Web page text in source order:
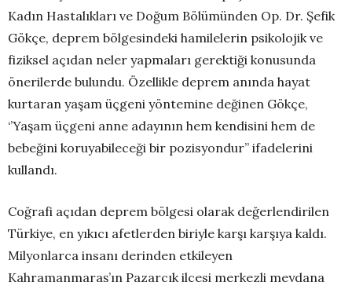
Kadın Hastalıkları ve Doğum Bölümünden Op. Dr. Şefik
Gökçe, deprem bölgesindeki hamilelerin psikolojik ve
fiziksel açıdan neler yapmaları gerektiği konusunda
önerilerde bulundu. Özellikle deprem anında hayat
kurtaran yaşam üçgeni yöntemine değinen Gökçe,
‘’Yaşam üçgeni anne adayının hem kendisini hem de
bebeğini koruyabileceği bir pozisyondur’’ ifadelerini
kullandı.
Coğrafi açıdan deprem bölgesi olarak değerlendirilen
Türkiye, en yıkıcı afetlerden biriyle karşı karşıya kaldı.
Milyonlarca insanı derinden etkileyen
Kahramanmaraş’ın Pazarcık ilçesi merkezli meydana